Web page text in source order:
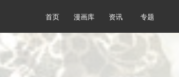
首页 漫画库 资讯 专题